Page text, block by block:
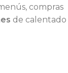
compras
de calentado